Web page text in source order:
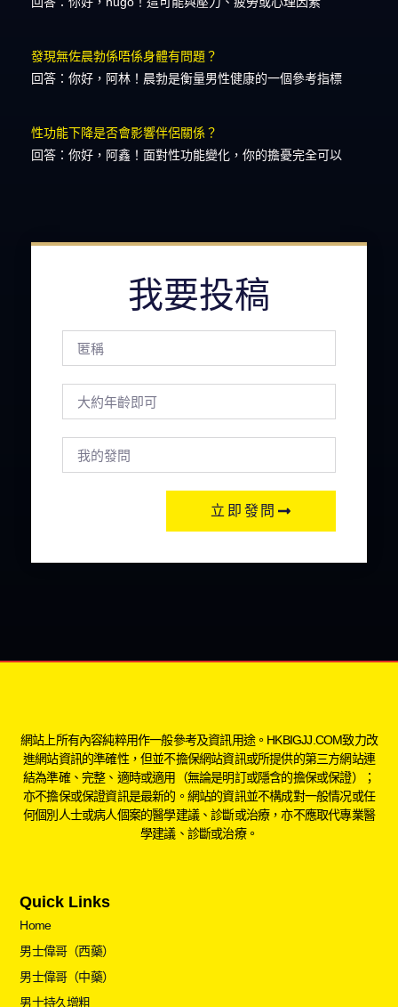
發現無佐晨勃係唔係身體有問題？
回答：你好，阿林！晨勃是衡量男性健康的一個參考指標
性功能下降是否會影響伴侶關係？
回答：你好，阿鑫！面對性功能變化，你的擔憂完全可以
我要投稿
立即發問
網站上所有內容純粹用作一般參考及資訊用途。HKBIGJJ.COM致力改
進網站資訊的準確性，但並不擔保網站資訊或所提供的第三方網站連
結為準確、完整、適時或適用（無論是明訂或隱含的擔保或保證）；
亦不擔保或保證資訊是最新的。網站的資訊並不構成對一般情况或任
何個別人士或病人個案的醫學建議、診斷或治療，亦不應取代專業醫
學建議、診斷或治療。
Quick Links
Home
男士偉哥（西藥）
男士偉哥（中藥）
男士持久增粗